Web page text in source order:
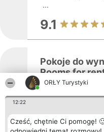
ORŁY Turystyki
12:22
Cześć, chętnie Ci pomogę!
...
9.1
Laureaci
Pokoje do
Rooms for